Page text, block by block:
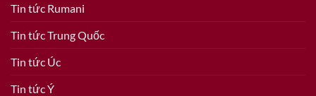
Tin tức Rumani
Tin tức Trung Quốc
Tin tức Úc
Tin tức Ý